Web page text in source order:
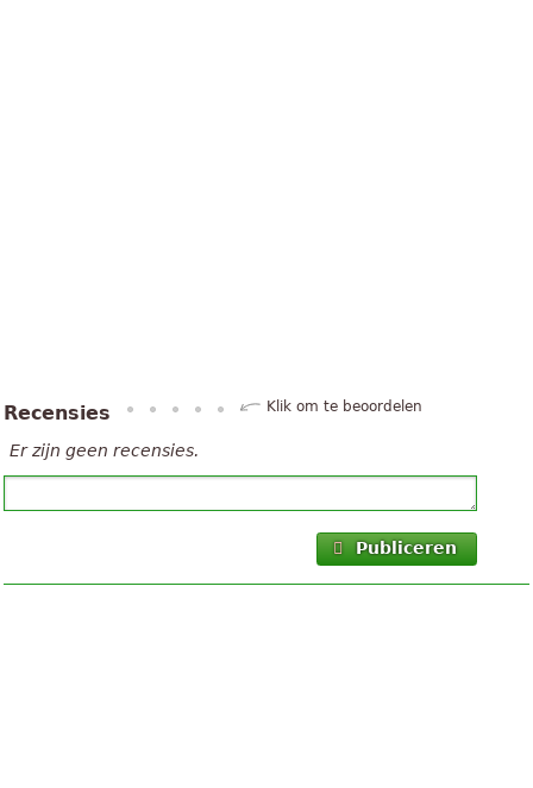
Recensies Klik om te beoordelen
Er zijn geen recensies.
Publiceren